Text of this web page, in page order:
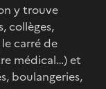
y trouve
collèges,
carré de
médical…) et
boulangeries,